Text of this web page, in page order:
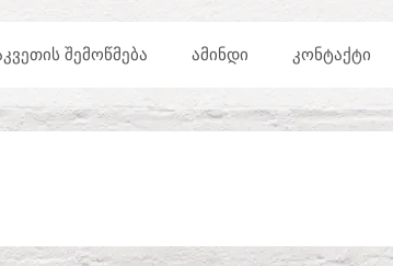
ᲨᲔᲛᲝᲬᲛᲔᲑᲐ ᲐᲛᲘᲜᲓᲘ ᲙᲝᲜᲢᲐᲥᲢᲘ